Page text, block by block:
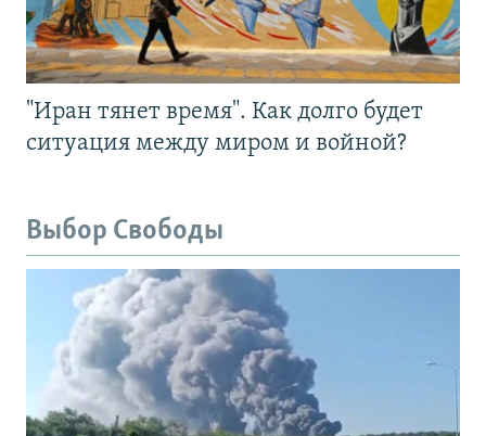
"Иран тянет время". Как долго будет
ситуация между миром и войной?
Выбор Свободы